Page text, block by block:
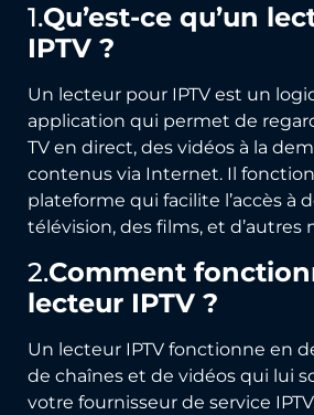
1.Qu’est-ce qu’un
IPTV ?
Un lecteur pour IPTV est un
application qui permet de
TV en direct, des vidéos à la
contenus via Internet. Il
plateforme qui facilite l’accès à
télévision, des films, et d’autres
2.Comment
lecteur IPTV ?
Un lecteur IPTV fonctionne en
de chaînes et de vidéos qui lui
votre fournisseur de service